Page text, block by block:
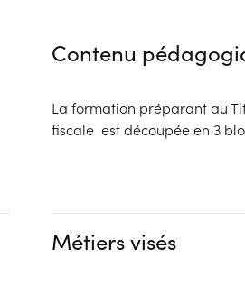
Prérequis :
Être en possession d'un
Public :
En recherche d'emploi, Tout
Complément
Contenu
La formation préparant au
fiscale est découpée en
Métiers visés